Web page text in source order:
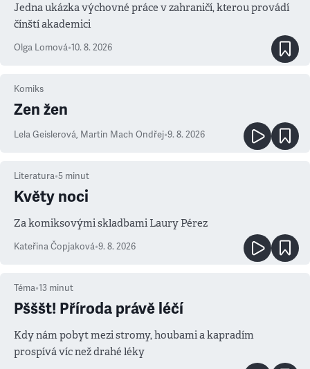
Jedna ukázka výchovné práce v zahraničí, kterou provádí
čínští akademici
Olga Lomová•10. 8. 2026
Komiks
Zen žen
Lela Geislerová, Martin Mach Ondřej•9. 8. 2026
Literatura•5 minut
Květy noci
Za komiksovými skladbami Laury Pérez
Kateřina Čopjaková•9. 8. 2026
Téma•13 minut
Pšššt! Příroda právě léčí
Kdy nám pobyt mezi stromy, houbami a kapradím
prospívá víc než drahé léky